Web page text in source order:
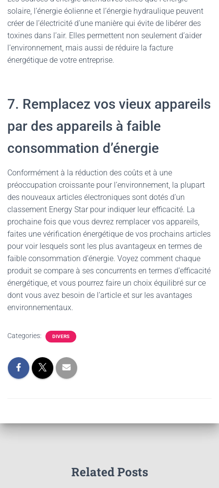
solaire, l’énergie éolienne et l’énergie hydraulique peuvent
créer de l’électricité d’une manière qui évite de libérer des
toxines dans l’air. Elles permettent non seulement d’aider
l’environnement, mais aussi de réduire la facture
énergétique de votre entreprise.
7. Remplacez vos vieux appareils
par des appareils à faible
consommation d’énergie
Conformément à la réduction des coûts et à une
préoccupation croissante pour l’environnement, la plupart
des nouveaux articles électroniques sont dotés d’un
classement Energy Star pour indiquer leur efficacité. La
prochaine fois que vous devrez remplacer vos appareils,
faites une vérification énergétique de vos prochains articles
pour voir lesquels sont les plus avantageux en termes de
faible consommation d’énergie. Voyez comment chaque
produit se compare à ses concurrents en termes d’efficacité
énergétique, et vous pourrez faire un choix équilibré sur ce
dont vous avez besoin de l’article et sur les avantages
environnementaux.
Categories: DIVERS
Related Posts